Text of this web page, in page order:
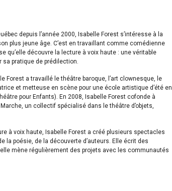
depuis l’année 2000, Isabelle Forest s’intéresse à la
plus jeune âge. C’est en travaillant comme comédienne
qu’elle découvre la lecture à voix haute : une véritable
sa pratique de prédilection.
Forest a travaillé le théâtre baroque, l’art clownesque, le
et metteuse en scène pour une école artistique d’été en
pour Enfants). En 2008, Isabelle Forest cofonde à
un collectif spécialisé dans le théâtre d’objets,
à voix haute, Isabelle Forest a créé plusieurs spectacles
la poésie, de la découverte d’auteurs. Elle écrit des
mène régulièrement des projets avec les communautés